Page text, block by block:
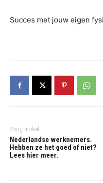
Succes met jouw eigen
Vorig artikel
Nederlandse werknemers.
Hebben ze het goed of niet?
Lees hier meer.